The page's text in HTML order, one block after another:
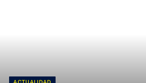
ACTUALIDAD